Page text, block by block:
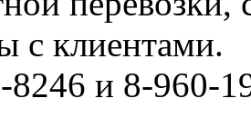
с клиентами.
8246 и 8-960-